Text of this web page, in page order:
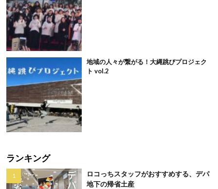
地域の人々が繋がる！大縄跳びプロジェク
ト vol.2
ランキング
ロコっちスタッフがおすすめする、デパ
地下の帰省土産